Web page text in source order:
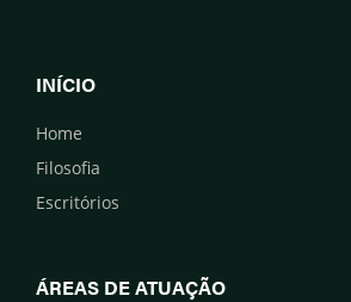
INÍCIO
Home
Filosofia
Escritórios
ÁREAS DE ATUAÇÃO